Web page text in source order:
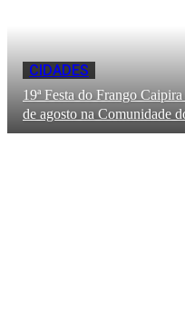
CIDADES
19ª Festa do Frango
de agosto na Comunidade